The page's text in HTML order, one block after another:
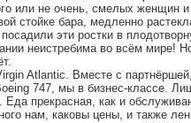
или не очень, смелых женщин
стойке бара, медленно
эти ростки в
неистребима во всём мире!
Atlantic. Вместе с
747, мы в бизнес-классе.
прекрасная, как и
нам, каковы цены, и также